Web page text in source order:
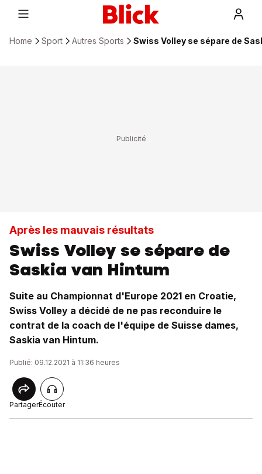
Home Sport Autres Sports Swiss Volley se sépare de
Après les mauvais résultats
Swiss Volley se sépare de
Saskia van Hintum
Suite au Championnat d'Europe 2021 en Croatie,
Swiss Volley a décidé de ne pas reconduire le
contrat de la coach de l'équipe de Suisse dames,
Saskia van Hintum.
Publié: 09.12.2021 à 11:36 heures
PartagerÉcouter